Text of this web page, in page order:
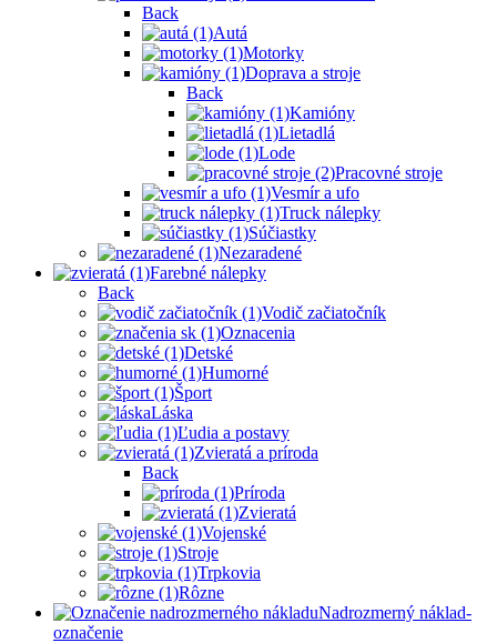
Back
Autá
Motorky
Doprava a stroje
Back
Kamióny
Lietadlá
Lode
Pracovné stroje
Vesmír a ufo
Truck nálepky
Súčiastky
Nezaradené
Farebné nálepky
Back
Vodič začiatočník
Oznacenia
Detské
Humorné
Šport
Láska
Ľudia a postavy
Zvieratá a príroda
Back
Príroda
Zvieratá
Vojenské
Stroje
Trpkovia
Rôzne
Nadrozmerný náklad-
označenie